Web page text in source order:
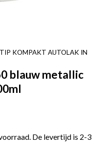
KOMPAKT AUTOLAK IN
blauw metallic
De levertijd is 2-3